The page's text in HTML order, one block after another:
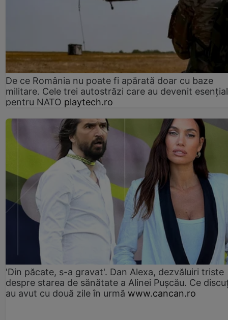
De ce România nu poate fi apărată doar cu baze
militare. Cele trei autostrăzi care au devenit
pentru NATO playtech.ro
'Din păcate, s-a gravat'. Dan Alexa, dezvăluiri triste
despre starea de sănătate a Alinei Pușcău. Ce
au avut cu două zile în urmă www.cancan.ro